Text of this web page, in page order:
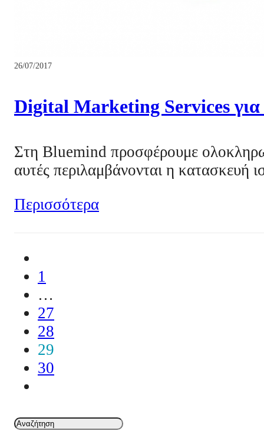
26/07/2017
Digital Marketing Services για
Στη Bluemind προσφέρουμε
αυτές περιλαμβάνονται η
Περισσότερα
1
…
27
28
29
30